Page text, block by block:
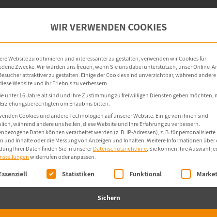
Management OT-Security
WIR VERWENDEN COOKIES
Website zu optimieren und interessanter zu gestalten, verwenden wir Cookies für
Zwecke. Wir würden uns freuen, wenn Sie uns dabei unterstützen, unser Online-
attraktiver zu gestalten. Einige der Cookies sind unverzichtbar, während
Website und ihr Erlebnis zu verbessern.
unter 16 Jahre alt sind und Ihre Zustimmung zu freiwilligen Diensten geben möchten,
um Erlaubnis bitten.
Cookies und andere Technologien auf unserer Website. Einige von ihnen sind
während andere uns helfen, diese Website und Ihre Erfahrung zu verbessern.
Daten können verarbeitet werden (z. B. IP-Adressen), z. B. für personalisierte
und Inhalte oder die Messung von Anzeigen und Inhalten.Weitere Informationen über
Ihrer Daten finden Sie in unsererDatenschutzrichtlinie.Sie können Ihre Auswahl
widerrufen oder anpassen.
eine Liste der Service-Gruppen, für die eine
Statistiken Funktional
Sichern